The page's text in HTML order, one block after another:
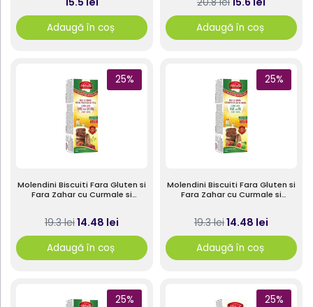
Adaugă în coș
20.8 lei
Adaugă în coș
25%
Molendini Biscuiti Fara Gluten si
Fara Zahar cu Curmale si
19.3 lei14.48 lei
Adaugă în coș
25%
Molendini Biscuiti Fara Gluten si
Fara Zahar cu Curmale si
19.3 lei14.48 lei
Adaugă în coș
25% 25%